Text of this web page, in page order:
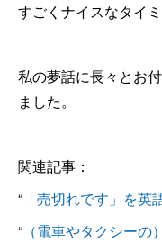
すごくナイスなタイ
私の夢話に長々とお
ました。
関連記事：
“ 「売切れです」を英
“ （電車やタクシー